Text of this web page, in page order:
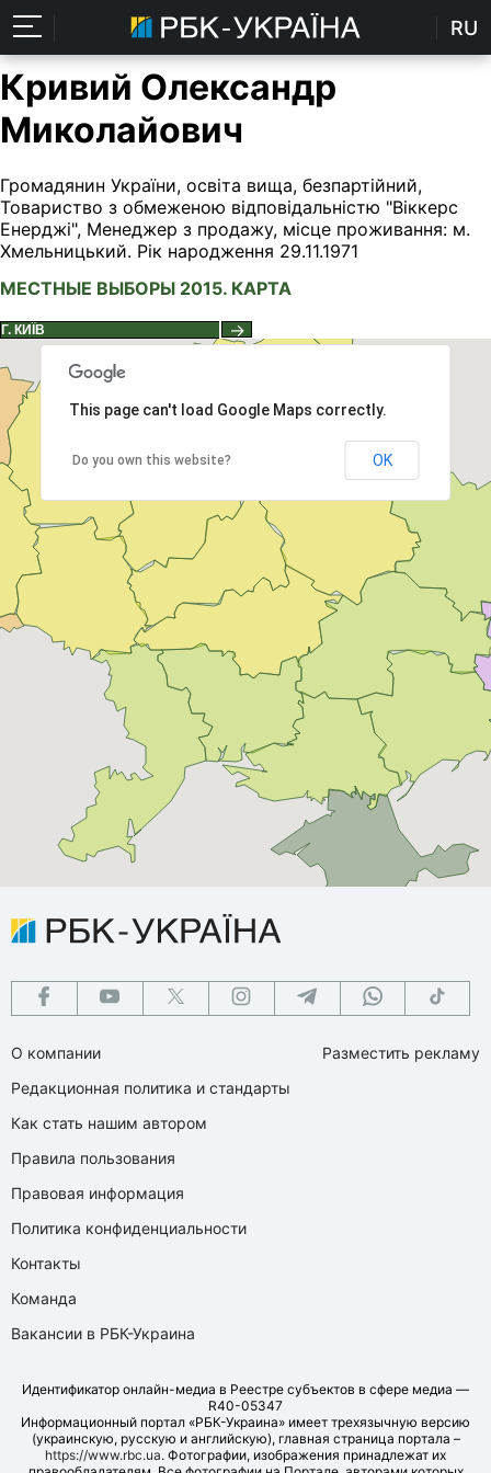
RU
Кривий Олександр
Миколайович
Громадянин України, освіта вища, безпартійний,
Товариство з обмеженою відповідальністю "Віккерс
Енерджі", Менеджер з продажу, місце проживання: м.
Хмельницький. Рік народження 29.11.1971
МЕСТНЫЕ ВЫБОРЫ 2015. КАРТА
→
This page can't load Google Maps correctly.
Do you own this website? OK
О компании
Редакционная политика и стандарты
Как стать нашим автором
Правила пользования
Правовая информация
Политика конфиденциальности
Контакты
Команда
Вакансии в РБК-Украина
Разместить рекламу
Идентификатор онлайн-медиа в Реестре субъектов в сфере медиа —
R40-05347
Информационный портал «РБК-Украина» имеет трехязычную версию
(украинскую, русскую и английскую), главная страница портала –
https://www.rbc.ua. Фотографии, изображения принадлежат их